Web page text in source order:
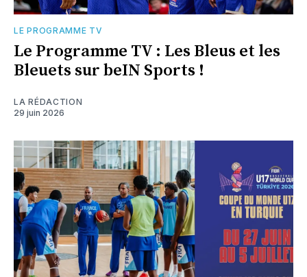
LE PROGRAMME TV
Le Programme TV : Les Bleus et les
Bleuets sur beIN Sports !
LA RÉDACTION
29 juin 2026